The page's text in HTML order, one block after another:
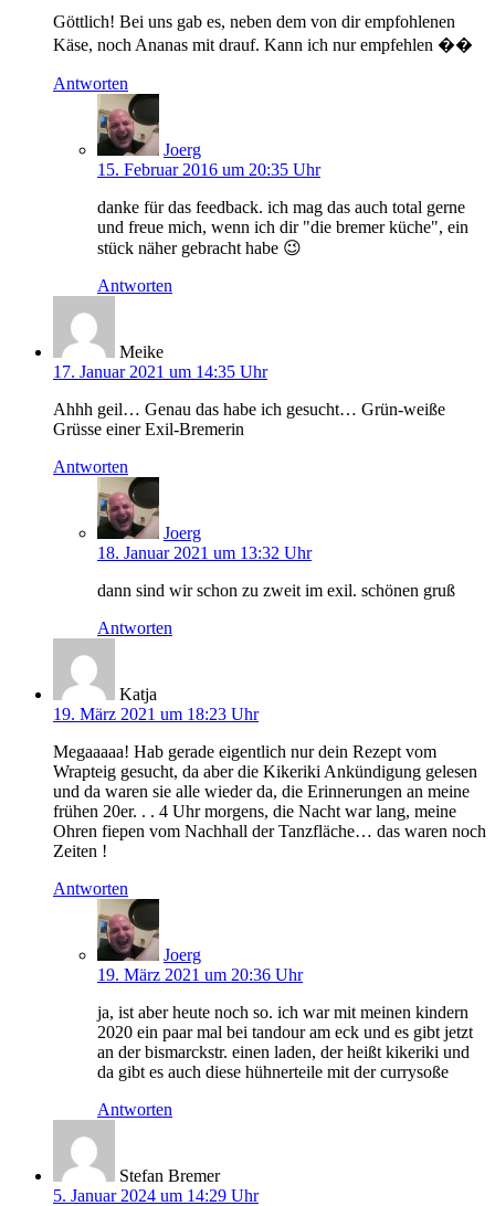
Göttlich! Bei uns gab es, neben dem von dir empfohlenen
Käse, noch Ananas mit drauf. Kann ich nur empfehlen ��
Antworten
Joerg
15. Februar 2016 um 20:35 Uhr
danke für das feedback. ich mag das auch total gerne
und freue mich, wenn ich dir "die bremer küche", ein
stück näher gebracht habe 😉
Antworten
Meike
17. Januar 2021 um 14:35 Uhr
Ahhh geil… Genau das habe ich gesucht… Grün-weiße
Grüsse einer Exil-Bremerin
Antworten
Joerg
18. Januar 2021 um 13:32 Uhr
dann sind wir schon zu zweit im exil. schönen gruß
Antworten
Katja
19. März 2021 um 18:23 Uhr
Megaaaaa! Hab gerade eigentlich nur dein Rezept vom
Wrapteig gesucht, da aber die Kikeriki Ankündigung gelesen
und da waren sie alle wieder da, die Erinnerungen an meine
frühen 20er. . . 4 Uhr morgens, die Nacht war lang, meine
Ohren fiepen vom Nachhall der Tanzfläche… das waren noch
Zeiten !
Antworten
Joerg
19. März 2021 um 20:36 Uhr
ja, ist aber heute noch so. ich war mit meinen kindern
2020 ein paar mal bei tandour am eck und es gibt jetzt
an der bismarckstr. einen laden, der heißt kikeriki und
da gibt es auch diese hühnerteile mit der currysoße
Antworten
Stefan Bremer
5. Januar 2024 um 14:29 Uhr